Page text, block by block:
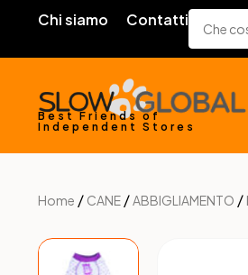
Chi siamo Contatti
Best Friends of
Independent Stores
Home / CANE /ABBIGLIAMENTO /